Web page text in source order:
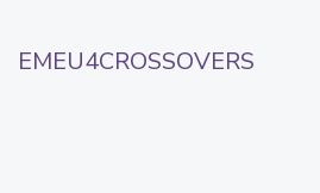
EMEU4CROSSOVERS